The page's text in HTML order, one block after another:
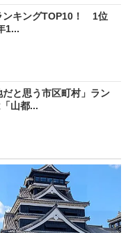
ンキングTOP10！ 1位
1...
だと思う市区町村」ラン
山都...